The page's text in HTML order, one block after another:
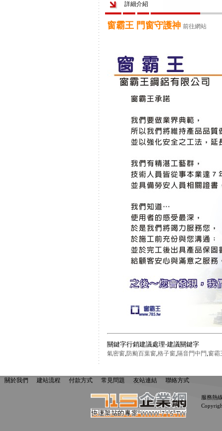
詳細介紹
窗霸王 門窗守護神 前往網站
關鍵字行銷建議處理-建議關鍵字
氣密窗,防颱百葉窗,格子窗,隔音門中門,窗霸
關於我們 建站流程 付款方式 常見問題 友站連結 聯絡方式
服務熱